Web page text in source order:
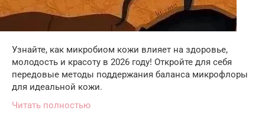
Узнайте, как микробиом кожи влияет на здоровье,
молодость и красоту в 2026 году! Откройте для себя
передовые методы поддержания баланса микрофлоры
для идеальной кожи.
Читать полностью